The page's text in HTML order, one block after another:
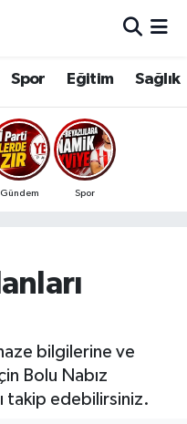
Spor Eğitim Sağlık
Gündem Spor
bilgilerine ve
Bolu Nabız
takip edebilirsiniz.
Fikstür